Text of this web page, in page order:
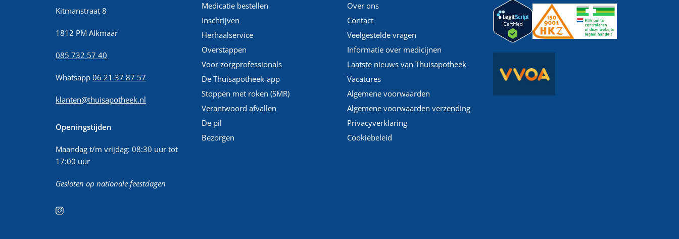
Kitmanstraat 8
1812 PM Alkmaar
085 732 57 40
Whatsapp06 21 37 87 57
klanten@thuisapotheek.nl
Openingstijden
Maandag t/m vrijdag: 08:30 uur tot
17:00 uur
Gesloten op nationale feestdagen
Medicatie bestellen
Inschrijven
Herhaalservice
Overstappen
Voor zorgprofessionals
De Thuisapotheek-app
Stoppen met roken (SMR)
Verantwoord afvallen
De pil
Bezorgen
Over ons
Contact
Veelgestelde vragen
Informatie over medicijnen
Laatste nieuws van Thuisapotheek
Vacatures
Algemene voorwaarden
Algemene voorwaarden verzending
Privacyverklaring
Cookiebeleid